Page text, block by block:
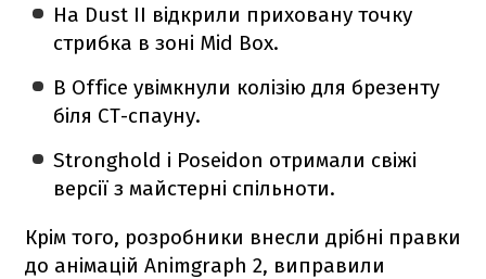
На Dust II відкрили приховану точку
стрибка в зоні Mid Box.
В Office увімкнули колізію для брезенту
біля СТ-спауну.
Stronghold і Poseidon отримали свіжі
версії з майстерні спільноти.
Крім того, розробники внесли дрібні правки
до анімацій Animgraph 2, виправили